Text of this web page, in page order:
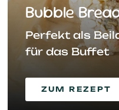
Bubble
Perfekt als
für das Buffet
ZUM REZEPT